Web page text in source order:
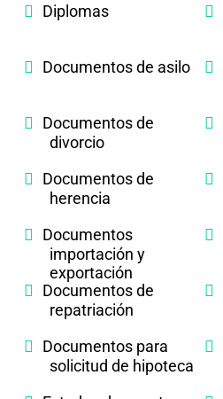
Diplomas
Documentos de asilo
Documentos de
divorcio
Documentos de
herencia
Documentos
importación y
exportación
Documentos de
repatriación
Documentos para
solicitud de hipoteca